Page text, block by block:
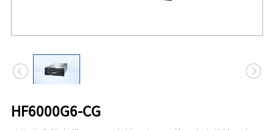
计算产业洞察
元脑品牌升级公告
 
HF6000G6-CG